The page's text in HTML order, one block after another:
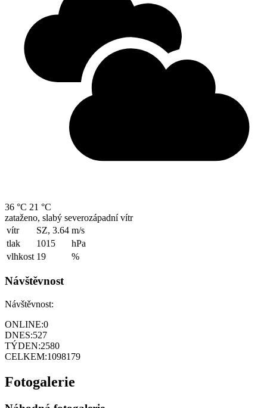
36 °C 21 °C
zataženo, slabý severozápadní vítr
vítr
SZ, 3.64 m/s
tlak
1015
hPa
vlhkost 19 %
Návštěvnost
Návštěvnost:
ONLINE:0
DNES:527
TÝDEN:2580
CELKEM:1098179
Fotogalerie